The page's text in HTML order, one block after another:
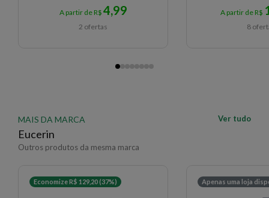
A partir de R$ 4,99
2 ofertas
A partir de R$
8
MAIS DA MARCA
Eucerin
Outros produtos da mesma marca
Ver tudo
Economize R$ 129,20 (37%) Apenas uma loja